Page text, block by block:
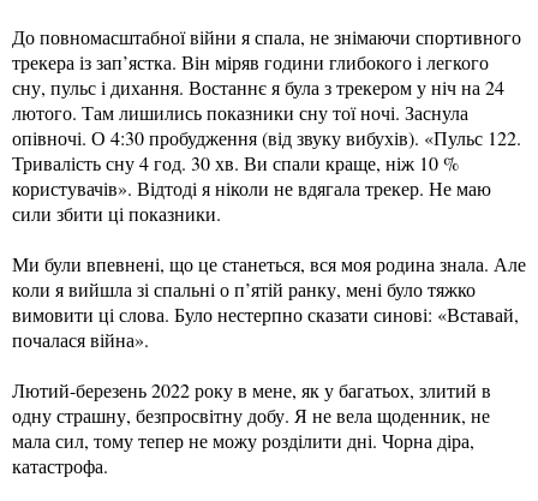
До повномасштабної війни я спала, не знімаючи спортивного
трекера із зап’ястка. Він міряв години глибокого і легкого
сну, пульс і дихання. Востаннє я була з трекером у ніч на 24
лютого. Там лишились показники сну тої ночі. Заснула
опівночі. О 4:30 пробудження (від звуку вибухів). «Пульс 122.
Тривалість сну 4 год. 30 хв. Ви спали краще, ніж 10 %
користувачів». Відтоді я ніколи не вдягала трекер. Не маю
сили збити ці показники.
Ми були впевнені, що це станеться, вся моя родина знала. Але
коли я вийшла зі спальні о п’ятій ранку, мені було тяжко
вимовити ці слова. Було нестерпно сказати синові: «Вставай,
почалася війна».
Лютий-березень 2022 року в мене, як у багатьох, злитий в
одну страшну, безпросвітну добу. Я не вела щоденник, не
мала сил, тому тепер не можу розділити дні. Чорна діра,
катастрофа.